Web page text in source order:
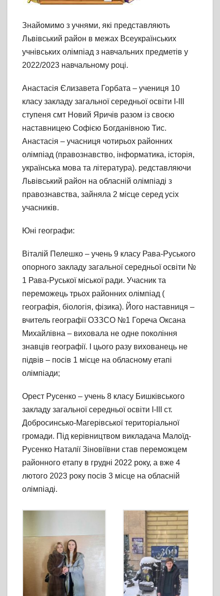
Знайомимо з учнями, які представляють
Львівський район в межах Всеукраїнських
учнівських олімпіад з навчальних предметів у
2022/2023 навчальному році.
Анастасія Єлизавета Горбата – учениця 10
класу закладу загальної середньої освіти І-ІІІ
ступеня смт Новий Яричів разом із своєю
наставницею Софією Богданівною Тис.
Анастасія – учасниця чотирьох районних
олімпіад (правознавство, інформатика, історія,
українська мова та література). редставляючи
Львівський район на обласній олімпіаді з
правознавства, зайняла 2 місце серед усіх
учасників.
Юні географи:
Віталій Пелешко – учень 9 класу Рава-Руського
опорного закладу загальної середньої освіти №
1 Рава-Руської міської ради. Учасник та
переможець трьох районних олімпіад (
географія, біологія, фізика). Його наставниця –
вчитель географії ОЗЗСО №1 Гореча Оксана
Михайлівна – виховала не одне покоління
знавців географії. І цього разу вихованець не
підвів – посів 1 місце на обласному етапі
олімпіади;
Орест Русенко – учень 8 класу Бишківського
закладу загальної середньої освіти І-ІІІ ст.
Добросинсько-Магерівської територіальної
громади. Під керівництвом викладача Малоїд-
Русенко Наталії Зіновіївни став переможцем
районного етапу в грудні 2022 року, а вже 4
лютого 2023 року посів 3 місце на обласній
олімпіаді.